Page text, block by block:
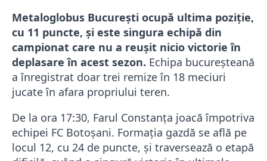
Metaloglobus București ocupă ultima poziție,
cu 11 puncte, și este singura echipă din
campionat care nu a reușit nicio victorie în
deplasare în acest sezon. Echipa bucureșteană
a înregistrat doar trei remize în 18 meciuri
jucate în afara propriului teren.
De la ora 17:30, Farul Constanța joacă împotriva
echipei FC Botoșani. Formația gazdă se află pe
locul 12, cu 24 de puncte, și traversează o etapă